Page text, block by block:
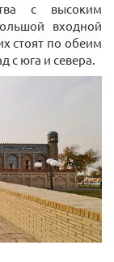
с высоким
входной
стоят по обеим
с юга и севера.